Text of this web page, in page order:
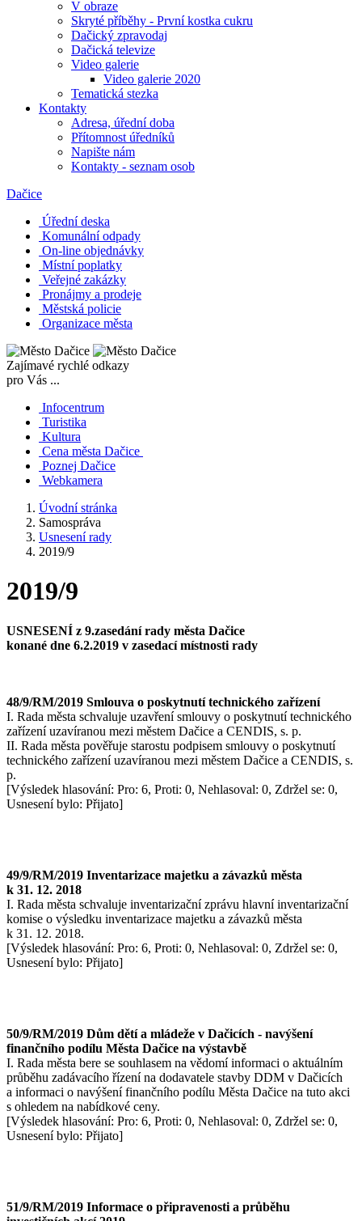
V obraze
Skryté příběhy - První kostka cukru
Dačický zpravodaj
Dačická televize
Video galerie
Video galerie 2020
Tematická stezka
Kontakty
Adresa, úřední doba
Přítomnost úředníků
Napište nám
Kontakty - seznam osob
Dačice
Úřední deska
Komunální odpady
On-line objednávky
Místní poplatky
Veřejné zakázky
Pronájmy a prodeje
Městská policie
Organizace města
Zajímavé rychlé odkazy
pro Vás ...
Infocentrum
Turistika
Kultura
Cena města Dačice
Poznej Dačice
Webkamera
Úvodní stránka
Samospráva
Usnesení rady
2019/9
2019/9
USNESENÍ z 9.zasedání rady města Dačice
konané dne 6.2.2019 v zasedací místnosti rady
48/9/RM/2019 Smlouva o poskytnutí technického zařízení
I. Rada města schvaluje uzavření smlouvy o poskytnutí technického
zařízení uzavíranou mezi městem Dačice a CENDIS, s. p.
II. Rada města pověřuje starostu podpisem smlouvy o poskytnutí
technického zařízení uzavíranou mezi městem Dačice a CENDIS, s.
p.
[Výsledek hlasování: Pro: 6, Proti: 0, Nehlasoval: 0, Zdržel se: 0,
Usnesení bylo: Přijato]
49/9/RM/2019 Inventarizace majetku a závazků města
k 31. 12. 2018
I. Rada města schvaluje inventarizační zprávu hlavní inventarizační
komise o výsledku inventarizace majetku a závazků města
k 31. 12. 2018.
[Výsledek hlasování: Pro: 6, Proti: 0, Nehlasoval: 0, Zdržel se: 0,
Usnesení bylo: Přijato]
50/9/RM/2019 Dům dětí a mládeže v Dačicích - navýšení
finančního podílu Města Dačice na výstavbě
I. Rada města bere se souhlasem na vědomí informaci o aktuálním
průběhu zadávacího řízení na dodavatele stavby DDM v Dačicích
a informaci o navýšení finančního podílu Města Dačice na tuto akci
s ohledem na nabídkové ceny.
[Výsledek hlasování: Pro: 6, Proti: 0, Nehlasoval: 0, Zdržel se: 0,
Usnesení bylo: Přijato]
51/9/RM/2019 Informace o připravenosti a průběhu